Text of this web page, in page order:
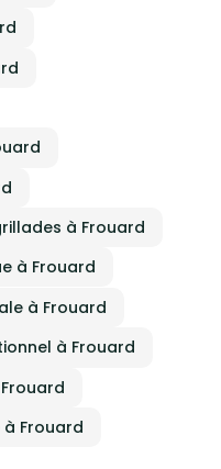
à Frouard
à Frouard
à Frouard
à Frouard
Frouard